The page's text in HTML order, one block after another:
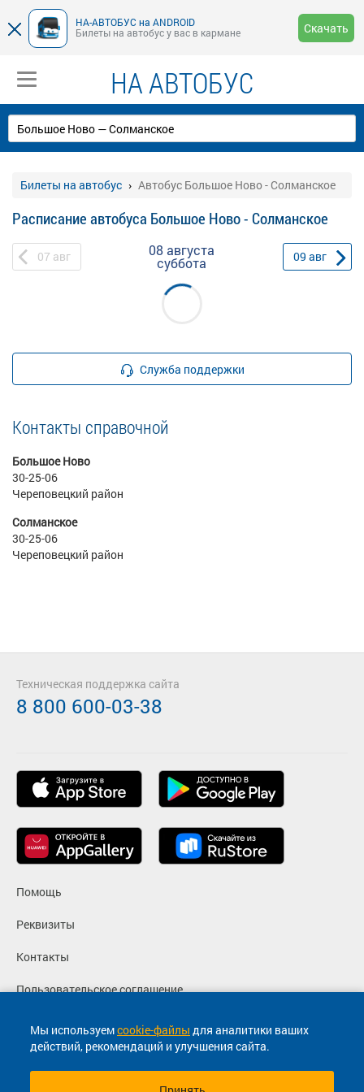
НА-АВТОБУС на ANDROID
Билеты на автобус у вас в кармане
Скачать
НА АВТОБУС
Билеты на автобус Автобус Большое Ново - Солманское
Расписание автобуса Большое Ново - Солманское
07 авг 08 августа
суббота 09 авг
Служба поддержки
Контакты справочной
Большое Ново
30-25-06
Череповецкий район
Солманское
30-25-06
Череповецкий район
Мы используемcookie-файлы для аналитики ваших
действий, рекомендаций и улучшения сайта.
Помощь
Реквизиты
Контакты
Пользовательское соглашение
Политика конфиденциальности
Согласие на маркетинговые сообщения
Техническая поддержка сайта
8 800 600-03-38